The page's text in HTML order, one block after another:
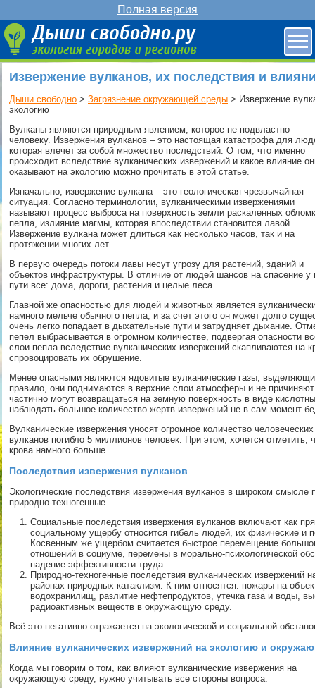
Полная версия
Извержение вулканов, их последствия и
Дыши свободно > Загрязнение окружающей среды > Извержение
экологию
Вулканы являются природным явлением, которое не подвластно
человеку. Извержения вулканов – это настоящая катастрофа для
которая влечет за собой множество последствий. О том, что именно
происходит вследствие вулканических извержений и какое влияние
оказывают на экологию можно прочитать в этой статье.
Изначально, извержение вулкана – это геологическая чрезвычайная
ситуация. Согласно терминологии, вулканическими извержениями
называют процесс выброса на поверхность земли раскаленных
пепла, излияние магмы, которая впоследствии становится лавой.
Извержение вулкана может длиться как несколько часов, так и на
протяжении многих лет.
В первую очередь потоки лавы несут угрозу для растений, зданий и
объектов инфраструктуры. В отличие от людей шансов на спасение
пути все: дома, дороги, растения и целые леса.
Главной же опасностью для людей и животных является
намного мельче обычного пепла, и за счет этого он может долго
очень легко попадает в дыхательные пути и затрудняет дыхание.
пепел выбрасывается в огромном количестве, подвергая опасности
слои пепла вследствие вулканических извержений скапливаются на
спровоцировать их обрушение.
Менее опасными являются ядовитые вулканические газы,
правило, они поднимаются в верхние слои атмосферы и не
частично могут возвращаться на земную поверхность в виде
наблюдать большое количество жертв извержений не в сам момент
Вулканические извержения уносят огромное количество
вулканов погибло 5 миллионов человек. При этом, хочется отметить,
крова намного больше.
Последствия извержения вулканов
Экологические последствия извержения вулканов в широком смысле
природно-техногенные.
Социальные последствия извержения вулканов включают как
социальному ущербу относится гибель людей, их физические и
Косвенным же ущербом считается быстрое перемещение
отношений в социуме, перемены в морально-психологической
падение эффективности труда.
Природно-техногенные последствия вулканических извержений
районах природных катаклизм. К ним относятся: пожары на
водохранилищ, разлитие нефтепродуктов, утечка газа и воды,
радиоактивных веществ в окружающую среду.
Всё это негативно отражается на экологической и социальной
Влияние вулканических извержений на экологию и
Когда мы говорим о том, как влияют вулканические извержения на
окружающую среду, нужно учитывать все стороны вопроса.